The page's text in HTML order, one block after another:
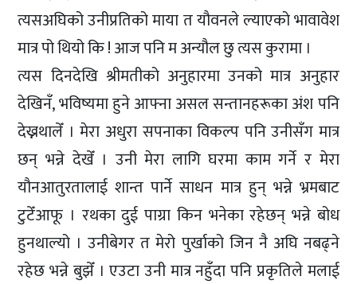
त्यसअघिको उनीप्रतिको माया त यौवनले ल्याएको भावावेश
मात्र पो थियो कि ! आज पनि म अन्यौल छु त्यस कुरामा ।
त्यस दिनदेखि श्रीमतीको अनुहारमा उनको मात्र अनुहार
देखिनँ, भविष्यमा हुने आफ्ना असल सन्तानहरूका अंश पनि
देख्नथालेँ । मेरा अधुरा सपनाका विकल्प पनि उनीसँग मात्र
छन् भन्ने देखेँ । उनी मेरा लागि घरमा काम गर्ने र मेरा
यौनआतुरतालाई शान्त पार्ने साधन मात्र हुन् भन्ने भ्रमबाट
टुटेँआफू । रथका दुई पाग्रा किन भनेका रहेछन् भन्ने बोध
हुनथाल्यो । उनीबेगर त मेरो पुर्खाको जिन नै अघि नबढ्ने
रहेछ भन्ने बुझेँ । एउटा उनी मात्र नहुँदा पनि प्रकृतिले मलाई